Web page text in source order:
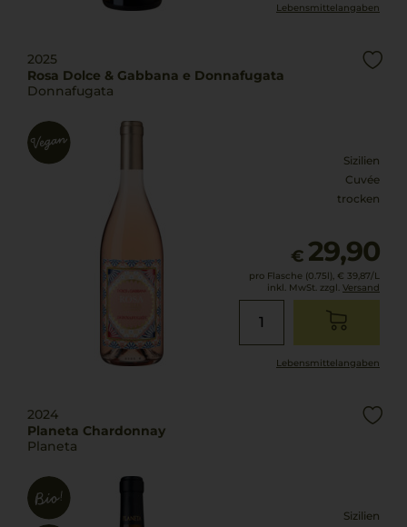
Lebensmittel­angaben
2025
Rosa Dolce & Gabbana e Donnafugata
Donnafugata
Sizilien
Cuvée
trocken
€ 29,90
pro Flasche (0.75l), € 39,87/L
inkl. MwSt. zzgl. Versand
Lebensmittel­angaben
2024
Planeta Chardonnay
Planeta
Sizilien